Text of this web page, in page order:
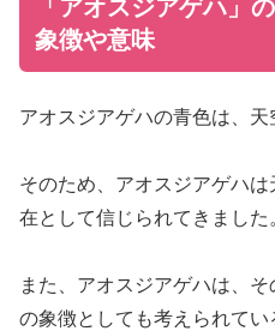
「アオスジアゲハ」
象徴や意味
アオスジアゲハの青色は、天
そのため、アオスジアゲハ
在として信じられてきました
また、アオスジアゲハは、
の象徴としても考えられてい